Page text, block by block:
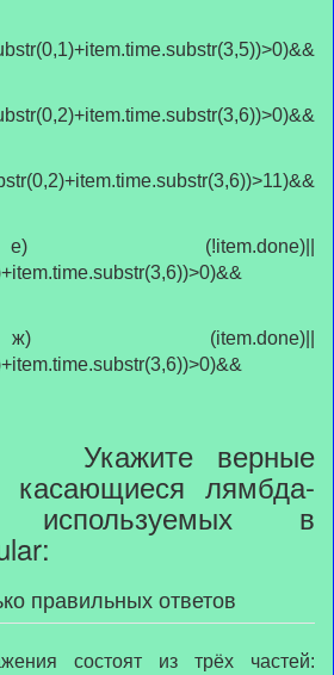
Укажите верные
касающиеся лямбда-
используемых в
правильных ответов